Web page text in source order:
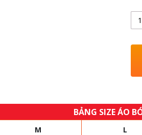
BẢNG SIZE ÁO
M L